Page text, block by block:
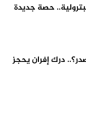
حصة جديدة
درك إفران يحجز